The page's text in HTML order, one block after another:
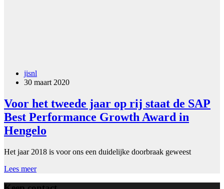
jisnl
30 maart 2020
Voor het tweede jaar op rij staat de SAP
Best Performance Growth Award in
Hengelo
Het jaar 2018 is voor ons een duidelijke doorbraak geweest
Lees meerVoor
tweede